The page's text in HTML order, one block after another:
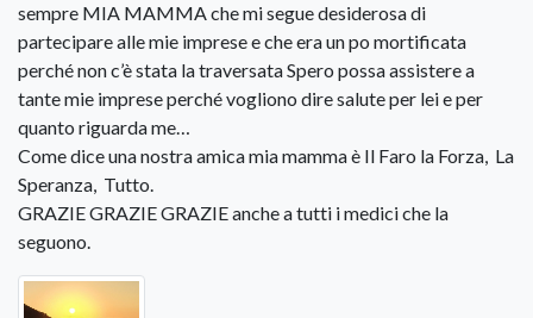
sempre MIA MAMMA che mi segue desiderosa di
partecipare alle mie imprese e che era un po mortificata
perché non c’è stata la traversata Spero possa assistere a
tante mie imprese perché vogliono dire salute per lei e per
quanto riguarda me…
Come dice una nostra amica mia mamma è Il Faro la Forza, La
Speranza, Tutto.
GRAZIE GRAZIE GRAZIE anche a tutti i medici che la
seguono.